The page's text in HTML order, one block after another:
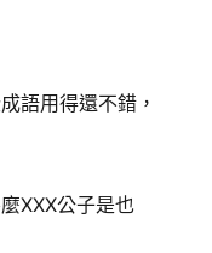
語用得還不錯，
XXX公子是也